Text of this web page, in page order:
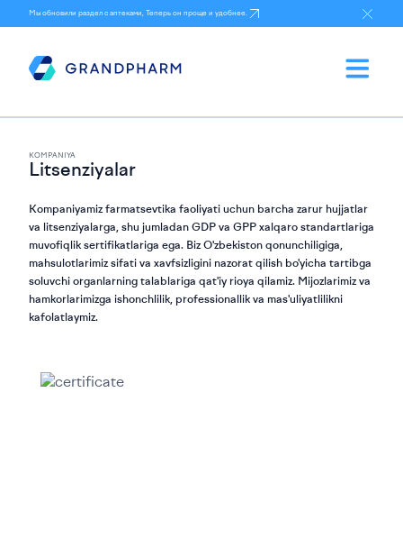
Мы обновили раздел с аптеками, Теперь он проще и удобнее.
KOMPANIYA
Litsenziyalar
Kompaniyamiz farmatsevtika faoliyati uchun barcha zarur hujjatlar
va litsenziyalarga, shu jumladan GDP va GPP xalqaro standartlariga
muvofiqlik sertifikatlariga ega. Biz O'zbekiston qonunchiligiga,
mahsulotlarimiz sifati va xavfsizligini nazorat qilish bo'yicha tartibga
soluvchi organlarning talablariga qat'iy rioya qilamiz. Mijozlarimiz va
hamkorlarimizga ishonchlilik, professionallik va mas'uliyatlilikni
kafolatlaymiz.